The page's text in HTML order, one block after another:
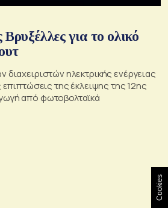
για το ολικό
ηλεκτρικής ενέργειας
επιπτώσεις της έκλειψης της 12ης
από φωτοβολταϊκά
Cookies